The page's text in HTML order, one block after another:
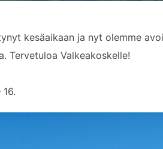
kesäaikaan ja nyt olemme
Tervetuloa Valkeakoskelle!